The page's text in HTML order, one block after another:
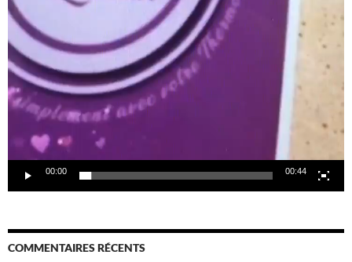
00:00 00:44
COMMENTAIRES RÉCENTS